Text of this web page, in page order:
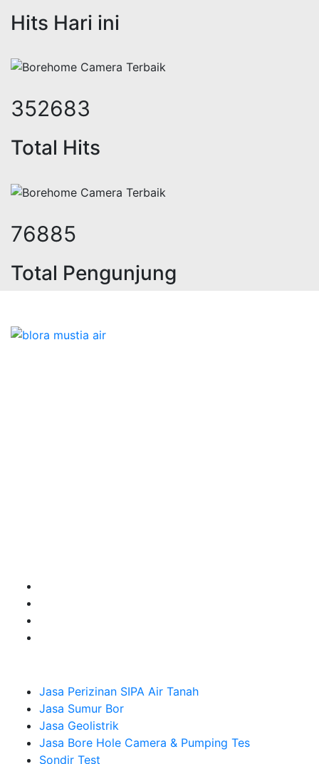
Hits Hari ini
438010
Total Hits
95487
Total Pengunjung
Jasa Perizinan SIPA Air Tanah
Jasa Sumur Bor
Jasa Geolistrik
Jasa Bore Hole Camera & Pumping Tes
Sondir Test